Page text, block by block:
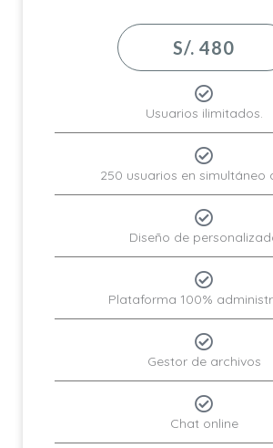
S/. 480
Usuarios ilimitados.
250 usuarios en simultáneo
Diseño de
Plataforma 100%
Gestor de archivos
Chat online